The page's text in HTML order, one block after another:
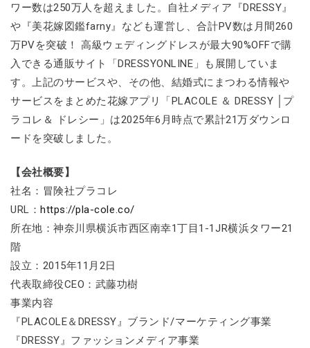
ワー数は250万人を超えました。自社メディア『DRESSY』
や『美花嫁図鑑farny』なども運営し、合計PV数は月間260
万PVを突破！ 高級ウェディングドレスが最大90%OFFで購
入できる通販サイト「DRESSYONLINE」も展開していま
す。上記のサービスや、その他、結婚式にまつわる情報や
サービスをまとめた花嫁アプリ「PLACOLE ＆ DRESSY │プ
ラコレ＆ ドレシー」は2025年6月時点で累計21万ダウンロ
ードを突破しました。
【会社概要】
社名：冒険社プラコレ
URL： https://pla-cole.co/
所在地：神奈川県横浜市西区南幸1丁目1-1JR横浜タワー21
階
設立：2015年11月2日
代表取締役CEO：武藤功樹
事業内容
『PLACOLE＆DRESSY』ブランド/マーケティング事業
『DRESSY』ファッションメディア事業